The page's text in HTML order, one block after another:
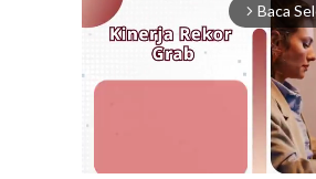
arrow_forward_ios Baca